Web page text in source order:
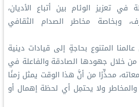
في تعزيز الوئام بين أتباع الأديان،
وبخاصة مخاطر الصدام الثقافي
المتنوع بحاجةٍ إلى قيادات دينية
خلال جهودها الصادقة والفاعلة في
محذِّرًا من أنَّ هذا الوقت يمثل زمنًا
ولا يحتمِل أي لحظة إهمال أو